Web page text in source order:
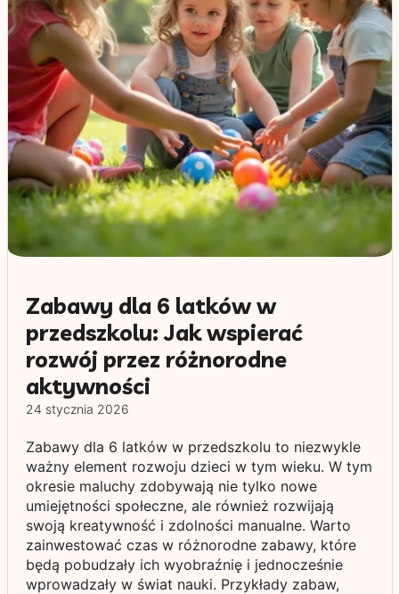
Zabawy dla 6 latków w
przedszkolu: Jak wspierać
rozwój przez różnorodne
aktywności
24 stycznia 2026
Zabawy dla 6 latków w przedszkolu to niezwykle
ważny element rozwoju dzieci w tym wieku. W tym
okresie maluchy zdobywają nie tylko nowe
umiejętności społeczne, ale również rozwijają
swoją kreatywność i zdolności manualne. Warto
zainwestować czas w różnorodne zabawy, które
będą pobudzały ich wyobraźnię i jednocześnie
wprowadzały w świat nauki. Przykłady zabaw,